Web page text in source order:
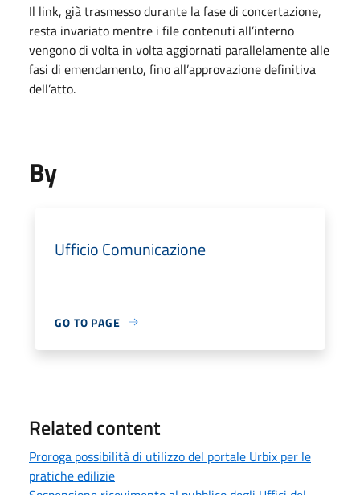
Il link, già trasmesso durante la fase di concertazione,
resta invariato mentre i file contenuti all’interno
vengono di volta in volta aggiornati parallelamente alle
fasi di emendamento, fino all’approvazione definitiva
dell’atto.
By
Ufficio Comunicazione
GO TO PAGE
Related content
Proroga possibilità di utilizzo del portale Urbix per le
pratiche edilizie